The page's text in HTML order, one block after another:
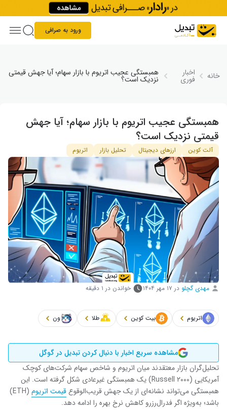
Skip to content
ورود به صرافی
خانه اخبار
فوری
همبستگی عجیب اتریوم با بازار سهام؛ آیا جهش قیمتی
نزدیک است؟
همبستگی عجیب اتریوم با بازار سهام؛ آیا جهش
قیمتی نزدیک است؟
آلت کوین ارزهای دیجیتال تحلیل بازار اتریوم
مهدی گچلو در ۱۷ مهر ۱۴۰۴ خواندن در ۱ دقیقه
اتریوم بیت کوین طلا ون
مشاهده سریع اخبار با دنبال کردن تبدیل در گوگل
تحلیل‌گران بازار معتقدند میان اتریوم و شاخص سهام شرکت‌های کوچک
آمریکایی (Russell ۲۰۰۰) یک همبستگی غیرعادی شکل گرفته است. این
همبستگی می‌تواند نشانه‌ای از یک جهش قریب‌الوقوعقیمت اتریوم
(ETH)
باشد؛ به‌ویژه اگر فدرال‌رزرو کاهش نرخ بهره را ادامه دهد.